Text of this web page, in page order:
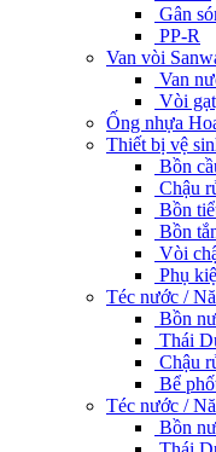
Gân
PP-R
Van vòi
Van
Vòi
Ống nhựa
Thiết bị vệ
Bồn
Chậu
Bồn
Bồn
Vòi
Phụ
Téc nước /
Bồn
Thái
Chậu
Bể
Téc nước /
Bồn